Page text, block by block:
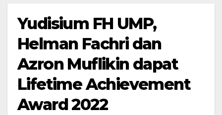
Yudisium FH UMP,
Helman Fachri dan
Azron Muflikin dapat
Lifetime Achievement
Award 2022